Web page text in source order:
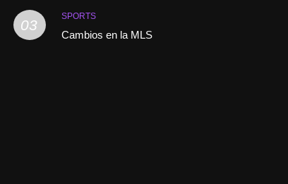
03
SPORTS
Cambios en la MLS